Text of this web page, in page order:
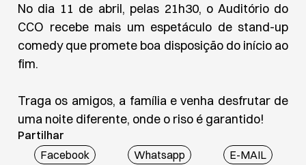
No dia 11 de abril, pelas 21h30, o Auditório do
CCO recebe mais um espetáculo de stand-up
comedy que promete boa disposição do início ao
fim.
Traga os amigos, a família e venha desfrutar de
uma noite diferente, onde o riso é garantido!
Partilhar
Facebook
Whatsapp E-MAIL